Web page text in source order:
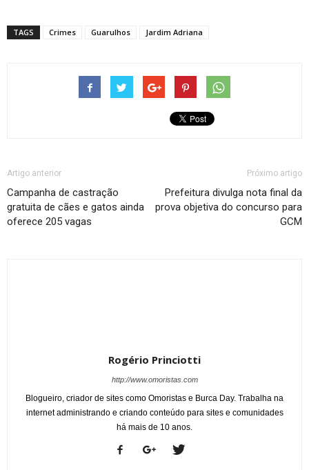
TAGS Crimes Guarulhos Jardim Adriana
Artigo anterior
Campanha de castração
gratuita de cães e gatos ainda
oferece 205 vagas
Próximo artigo
Prefeitura divulga nota final da
prova objetiva do concurso para
GCM
Rogério Princiotti
http://www.omoristas.com
Blogueiro, criador de sites como Omoristas e Burca Day. Trabalha na
internet administrando e criando conteúdo para sites e comunidades
há mais de 10 anos.